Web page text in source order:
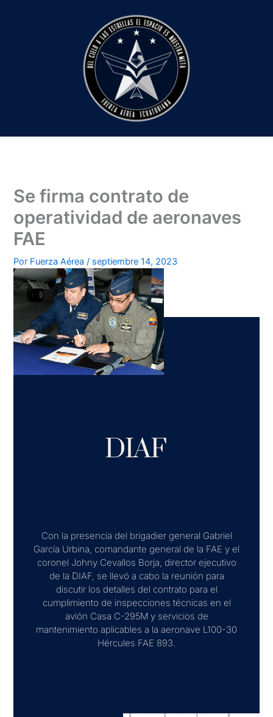
Se firma contrato de
operatividad de aeronaves
FAE
Por Fuerza Aérea/ septiembre 14, 2023
DIAF
Con la presencia del brigadier general Gabriel
García Urbina, comandante general de la FAE y el
coronel Johny Cevallos Borja, director ejecutivo
de la DIAF, se llevó a cabo la reunión para
discutir los detalles del contrato para el
cumplimiento de inspecciones técnicas en el
avión Casa C-295M y servicios de
mantenimiento aplicables a la aeronave L100-30
Hércules FAE 893.